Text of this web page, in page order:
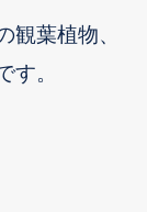
葉植物、
。